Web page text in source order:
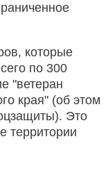
которые
по 300
"ветеран
края" (об этом
Это
территории